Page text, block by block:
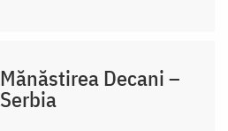
Mănăstirea Decani –
Serbia